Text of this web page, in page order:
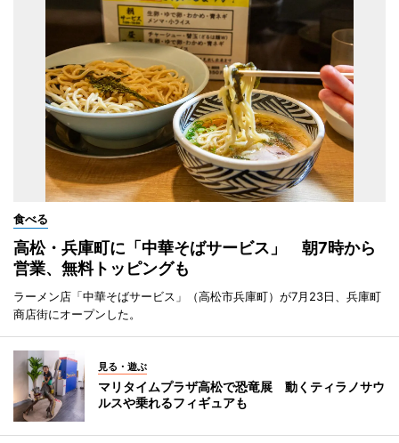
食べる
高松・兵庫町に「中華そばサービス」 朝7時から
営業、無料トッピングも
ラーメン店「中華そばサービス」（高松市兵庫町）が7月23日、兵庫町
商店街にオープンした。
見る・遊ぶ
マリタイムプラザ高松で恐竜展 動くティラノサウ
ルスや乗れるフィギュアも